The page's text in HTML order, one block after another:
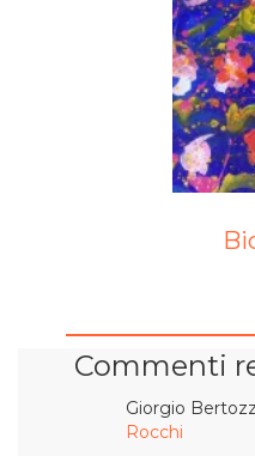
Commenti
Giorgio
Rocchi